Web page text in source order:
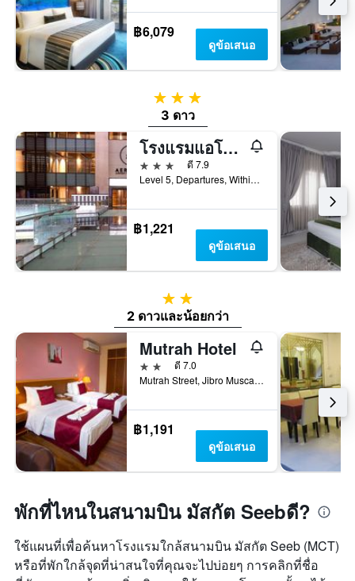
฿6,079
ดูข้อเสนอ
3 ดาว
3 ดาว
โรงแรมแอโรเทลมัสกัต - โรงแรมที่สนามบิน
3 ดาว
ดี 7.9
Level 5, Departures, Within Secured Area, มัสกัต, โอมาน
฿1,221
ดูข้อเสนอ
2 ดาว
2 ดาวและน้อยกว่า
Mutrah Hotel
2 ดาว
ดี 7.0
Mutrah Street, Jibro Muscat 1131 OM, มัสกัต, โอมาน
฿1,191
ดูข้อเสนอ
พักที่ไหนในสนามบิน มัสกัต Seebดี?
ใช้แผนที่เพื่อค้นหาโรงแรมใกล้สนามบิน มัสกัต Seeb (MCT)
หรือที่พักใกล้จุดที่น่าสนใจที่คุณจะไปบ่อยๆ การคลิกที่ชื่อ